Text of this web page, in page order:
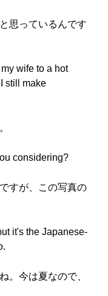
思っているんです
wife to a hot
still make
considering?
すが、この写真の
it's the Japanese-
。今は夏なので、